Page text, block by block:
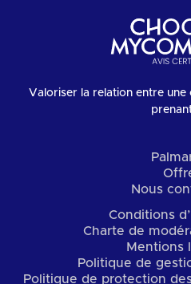
Valoriser la relation entre
Nous
Conditions
Charte de
Mentions
Politique de
Politique de protection